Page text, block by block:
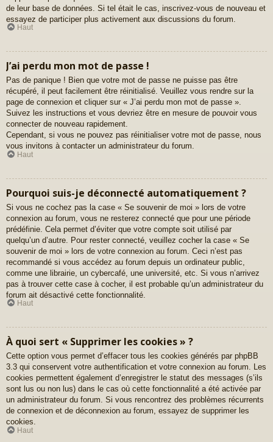
de leur base de données. Si tel était le cas, inscrivez-vous de nouveau et
essayez de participer plus activement aux discussions du forum.
Haut
J’ai perdu mon mot de passe !
Pas de panique ! Bien que votre mot de passe ne puisse pas être
récupéré, il peut facilement être réinitialisé. Veuillez vous rendre sur la
page de connexion et cliquer sur « J’ai perdu mon mot de passe ».
Suivez les instructions et vous devriez être en mesure de pouvoir vous
connecter de nouveau rapidement.
Cependant, si vous ne pouvez pas réinitialiser votre mot de passe, nous
vous invitons à contacter un administrateur du forum.
Haut
Pourquoi suis-je déconnecté automatiquement ?
Si vous ne cochez pas la case « Se souvenir de moi » lors de votre
connexion au forum, vous ne resterez connecté que pour une période
prédéfinie. Cela permet d’éviter que votre compte soit utilisé par
quelqu’un d’autre. Pour rester connecté, veuillez cocher la case « Se
souvenir de moi » lors de votre connexion au forum. Ceci n’est pas
recommandé si vous accédez au forum depuis un ordinateur public,
comme une librairie, un cybercafé, une université, etc. Si vous n’arrivez
pas à trouver cette case à cocher, il est probable qu’un administrateur du
forum ait désactivé cette fonctionnalité.
Haut
À quoi sert « Supprimer les cookies » ?
Cette option vous permet d’effacer tous les cookies générés par phpBB
3.3 qui conservent votre authentification et votre connexion au forum. Les
cookies permettent également d’enregistrer le statut des messages (s’ils
sont lus ou non lus) dans le cas où cette fonctionnalité a été activée par
un administrateur du forum. Si vous rencontrez des problèmes récurrents
de connexion et de déconnexion au forum, essayez de supprimer les
cookies.
Haut